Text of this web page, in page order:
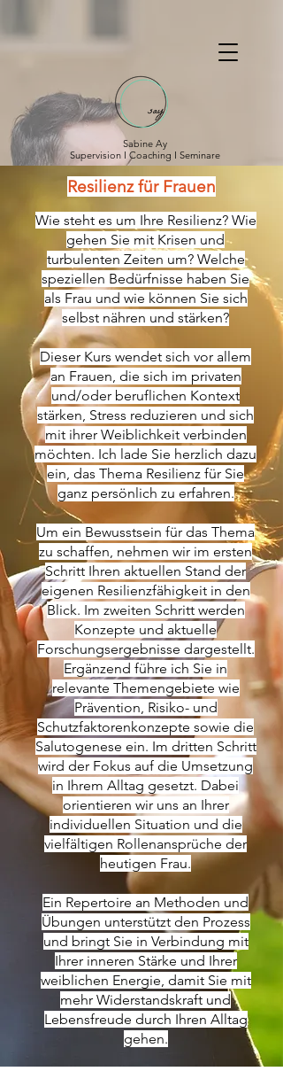
Sabine Ay
Supervision I Coaching I Seminare
Resilienz für Frauen
Wie steht es um Ihre Resilienz? Wie
gehen Sie mit Krisen und
turbulenten Zeiten um? Welche
speziellen Bedürfnisse haben Sie
als Frau und wie können Sie sich
selbst nähren und stärken?
Dieser Kurs wendet sich vor allem
an Frauen, die sich im privaten
und/oder beruflichen Kontext
stärken, Stress reduzieren und sich
mit ihrer Weiblichkeit verbinden
möchten. Ich lade Sie herzlich dazu
ein, das Thema Resilienz für Sie
ganz persönlich zu erfahren.
Um ein Bewusstsein für das Thema
zu schaffen, nehmen wir im ersten
Schritt Ihren aktuellen Stand der
eigenen Resilienzfähigkeit in den
Blick. Im zweiten Schritt werden
Konzepte und aktuelle
Forschungsergebnisse dargestellt.
Ergänzend führe ich Sie in
relevante Themengebiete wie
Prävention, Risiko- und
Schutzfaktorenkonzepte sowie die
Salutogenese ein. Im dritten Schritt
wird der Fokus auf die Umsetzung
in Ihrem Alltag gesetzt. Dabei
orientieren wir uns an Ihrer
individuellen Situation und die
vielfältigen Rollenansprüche der
heutigen Frau.
Ein Repertoire an Methoden und
Übungen unterstützt den Prozess
und bringt Sie in Verbindung mit
Ihrer inneren Stärke und Ihrer
weiblichen Energie, damit Sie mit
mehr Widerstandskraft und
Lebensfreude durch Ihren Alltag
gehen.